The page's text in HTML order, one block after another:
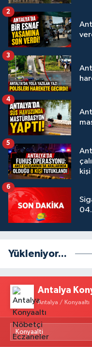
2
3
4
5
6
Yükleniyor...
Antalya
Antalya / Konyaaltı